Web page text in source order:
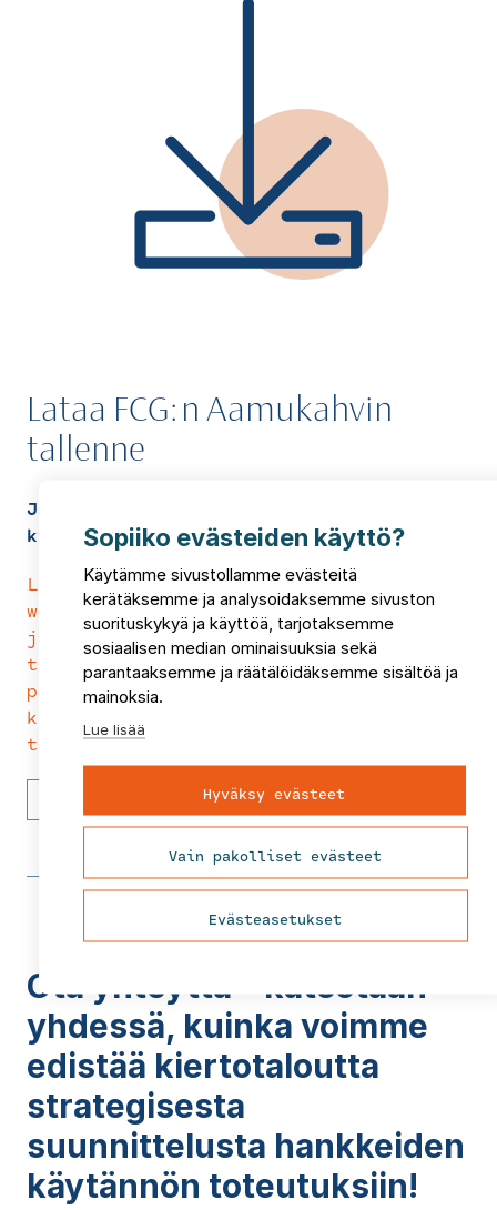
Lataa FCG:n Aamukahvin
tallenne
Jätehuollon tuottajavastuu – mistä on
kyse?
Lataa FCG:n aamukahvin
webinaaritallenne, jossa käsitellään
jätehuollon tuottajavastuuta, pakkausten
tuottajavastuun muutosten vaikutuksia
pakkaustuottajien näkökulmasta, sekä
kuntien roolia tuottajavastuun
toteuttamisessa.
Ota yhteyttä – katsotaan
yhdessä, kuinka voimme
edistää kiertotaloutta
strategisesta
suunnittelusta hankkeiden
käytännön toteutuksiin!
Sopiiko evästeiden käyttö?
Käytämme sivustollamme evästeitä
kerätäksemme ja analysoidaksemme sivuston
suorituskykyä ja käyttöä, tarjotaksemme
sosiaalisen median ominaisuuksia sekä
parantaaksemme ja räätälöidäksemme sisältöä ja
mainoksia.
Lue lisää
Hyväksy evästeet
Vain pakolliset evästeet
Evästeasetukset